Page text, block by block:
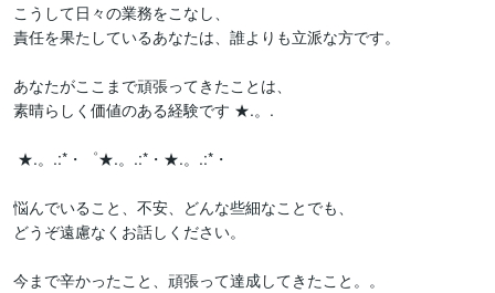
こうして日々の業務をこなし、
責任を果たしているあなたは、誰よりも立派な方です。
あなたがここまで頑張ってきたことは、
素晴らしく価値のある経験です ★.。.
悩んでいること、不安、どんな些細なことでも、
どうぞ遠慮なくお話しください。
今まで辛かったこと、頑張って達成してきたこと。。